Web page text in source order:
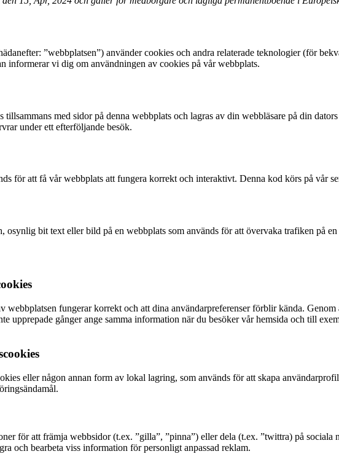
”webbplatsen”) använder cookies och andra relaterade teknologier (för
informerar vi dig om användningen av cookies på vår webbplats.
med sidor på denna webbplats och lagras av din webbläsare på din
under ett efterföljande besök.
för att få vår webbplats att fungera korrekt och interaktivt. Denna kod körs på vår
bit text eller bild på en webbplats som används för att övervaka trafiken på
webbplatsen fungerar korrekt och att dina användarpreferenser förblir kända.
upprepade gånger ange samma information när du besöker vår hemsida och till
eller någon annan form av lokal lagring, som används för att skapa
för att främja webbsidor (t.ex. ”gilla”, ”pinna”) eller dela (t.ex. ”twittra) på sociala
och bearbeta viss information för personligt anpassad reklam.